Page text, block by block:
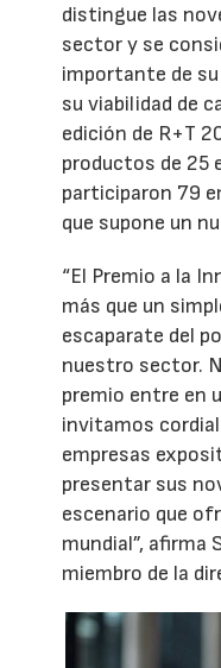
distingue las
sector y se
importante de
su viabilidad de
edición de R+T
productos de 25
participaron 79
que supone un
“El Premio a la
más que un
escaparate del
nuestro sector.
premio entre en
invitamos
empresas
presentar sus
escenario que
mundial”, afirma
miembro de la